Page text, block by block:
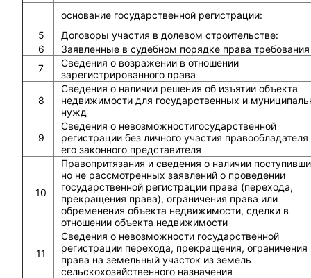
основание государственной регистрации:
5
Договоры участия в долевом строительстве:
6
Заявленные в судебном порядке права требования
7
Сведения о возражении в отношении
зарегистрированного права
8
Сведения о наличии решения об изъятии объекта
недвижимости для государственных и
нужд
9
Сведения о невозможностигосударственной
регистрации без личного участия правообладателя
его законного представителя
10
Правопритязания и сведения о наличии
но не рассмотренных заявлений о проведении
государственной регистрации права (перехода,
прекращения права), ограничения права или
обременения объекта недвижимости, сделки в
отношении объекта недвижимости
11
Сведения о невозможности государственной
регистрации перехода, прекращения, ограничения
права на земельный участок из земель
сельскохозяйственного назначения